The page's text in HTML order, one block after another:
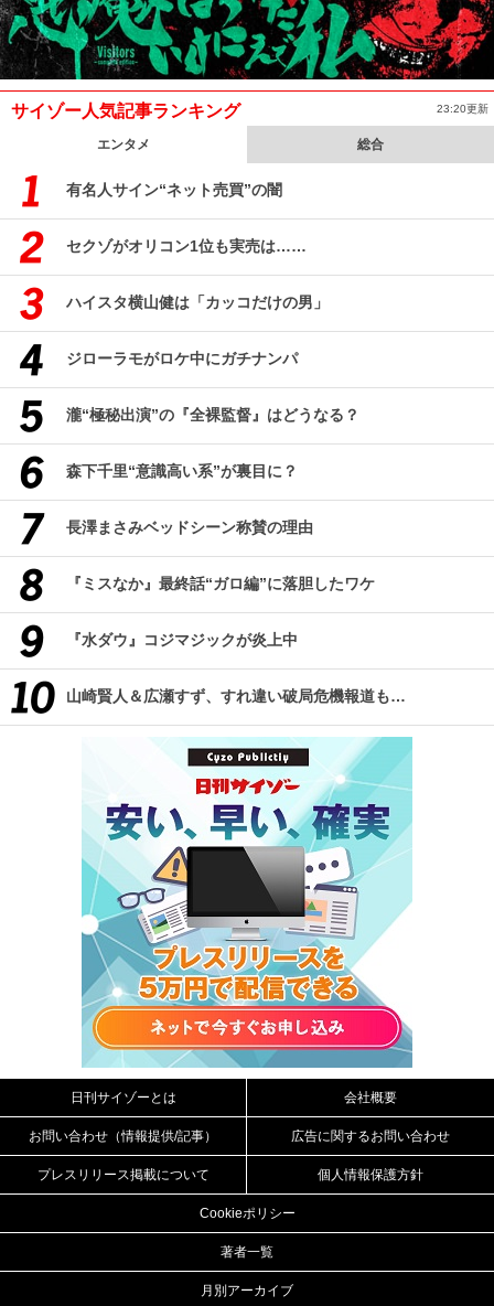
サイゾー人気記事ランキング 23:20更新
エンタメ 総合
有名人サイン“ネット売買”の闇
セクゾがオリコン1位も実売は……
ハイスタ横山健は「カッコだけの男」
ジローラモがロケ中にガチナンパ
瀧“極秘出演”の『全裸監督』はどうなる？
森下千里“意識高い系”が裏目に？
長澤まさみベッドシーン称賛の理由
『ミスなか』最終話“ガロ編”に落胆したワケ
『水ダウ』コジマジックが炎上中
山崎賢人＆広瀬すず、すれ違い破局危機報道も…
日刊サイゾーとは 会社概要
お問い合わせ（情報提供/記事） 広告に関するお問い合わせ
プレスリリース掲載について 個人情報保護方針
Cookieポリシー
著者一覧
月別アーカイブ